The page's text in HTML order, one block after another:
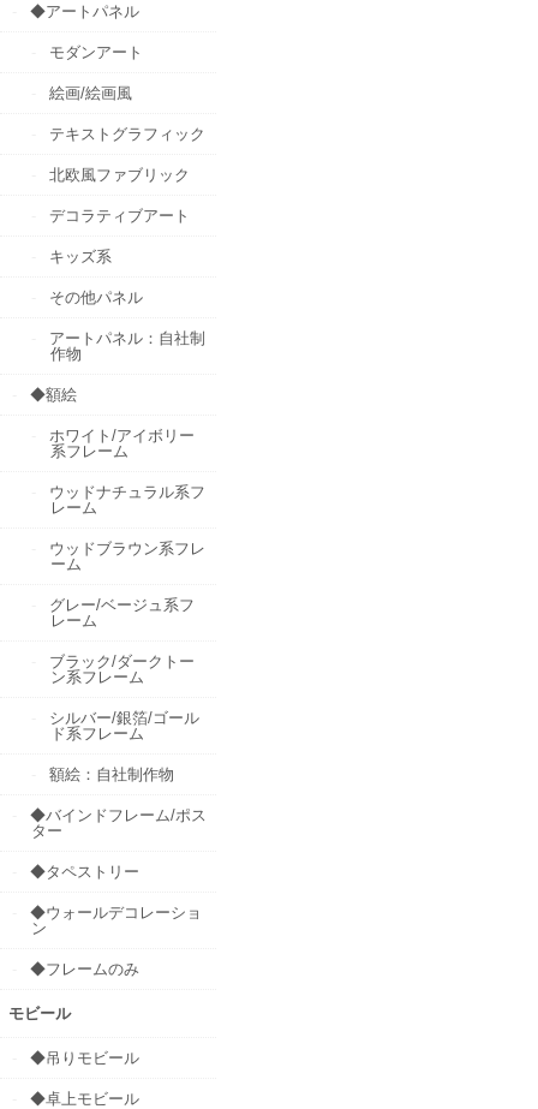
◆アートパネル
モダンアート
絵画/絵画風
テキストグラフィック
北欧風ファブリック
デコラティブアート
キッズ系
その他パネル
アートパネル：自社制
作物
◆額絵
ホワイト/アイボリー
系フレーム
ウッドナチュラル系フ
レーム
ウッドブラウン系フレ
ーム
グレー/ベージュ系フ
レーム
ブラック/ダークトー
ン系フレーム
シルバー/銀箔/ゴール
ド系フレーム
額絵：自社制作物
◆バインドフレーム/ポス
ター
◆タペストリー
◆ウォールデコレーショ
ン
◆フレームのみ
モビール
◆吊りモビール
◆卓上モビール